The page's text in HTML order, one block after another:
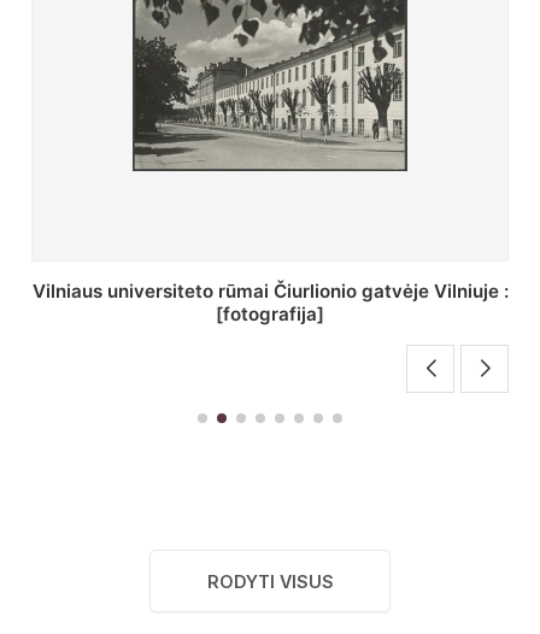
St. Batoro universiteto J. Pilsudskio kolegija :
[fotografija]
RODYTI VISUS